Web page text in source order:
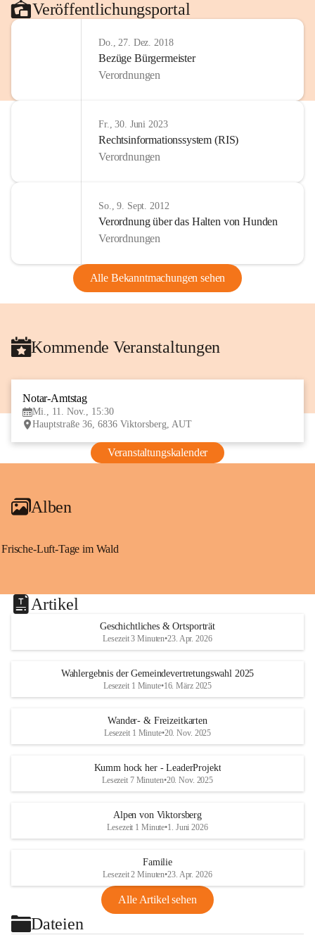
Veröffentlichungsportal
Do., 27. Dez. 2018
Bezüge Bürgermeister
Verordnungen
Fr., 30. Juni 2023
Rechtsinformationssystem (RIS)
Verordnungen
So., 9. Sept. 2012
Verordnung über das Halten von Hunden
Verordnungen
Alle Bekanntmachungen sehen
Kommende Veranstaltungen
Notar-Amtstag
Mi., 11. Nov., 15:30
Hauptstraße 36, 6836 Viktorsberg, AUT
Veranstaltungskalender
Alben
Frische-Luft-Tage im Wald
Artikel
Geschichtliches & Ortsporträt
Lesezeit 3 Minuten•23. Apr. 2026
Wahlergebnis der Gemeindevertretungswahl 2025
Lesezeit 1 Minute•16. März 2025
Wander- & Freizeitkarten
Lesezeit 1 Minute•20. Nov. 2025
Kumm hock her - LeaderProjekt
Lesezeit 7 Minuten•20. Nov. 2025
Alpen von Viktorsberg
Lesezeit 1 Minute•1. Juni 2026
Familie
Lesezeit 2 Minuten•23. Apr. 2026
Alle Artikel sehen
Dateien